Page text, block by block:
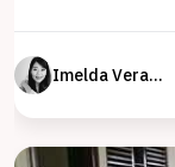
Imelda Veranika